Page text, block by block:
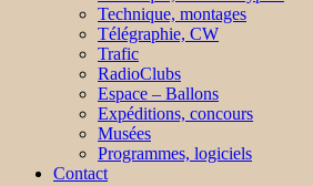
Technique, montages
Télégraphie, CW
Trafic
RadioClubs
Espace – Ballons
Expéditions, concours
Musées
Programmes, logiciels
Contact